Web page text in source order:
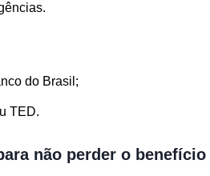
do Brasil;
TED.
não perder o benefício